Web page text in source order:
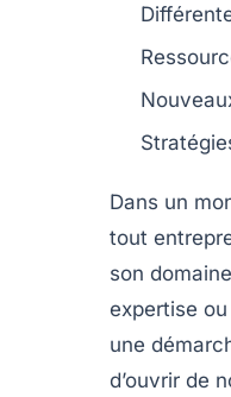
Dans un
tout
son
expertise ou
une
d’ouvrir de